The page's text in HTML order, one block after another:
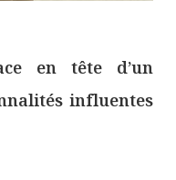
en tête d’un
influentes